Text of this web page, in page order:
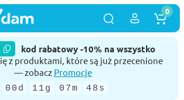
kod rabatowy -10% na wszystko
z produktami, które są już przecenione
— zobacz Promocje
00d 11g 07m 48s
0